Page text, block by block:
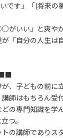
です」「(将来
がいい」と爽や
「自分の人生は
■■
、子どもの前に
師はもちろん
の専門知識を学
つ。
の講師であり